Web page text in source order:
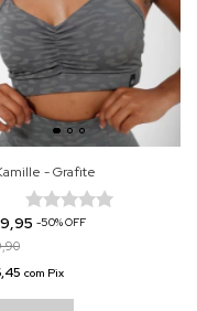
- Grafite
-50%OFF
com Pix